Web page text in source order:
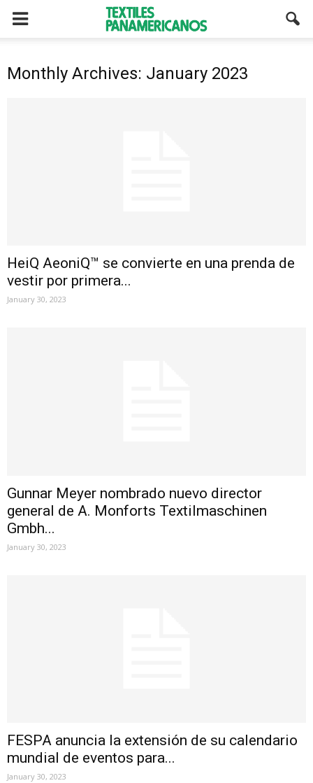
Monthly Archives: January 2023
HeiQ AeoniQ™ se convierte en una prenda de
vestir por primera...
January 30, 2023
Gunnar Meyer nombrado nuevo director
general de A. Monforts Textilmaschinen
Gmbh...
January 30, 2023
FESPA anuncia la extensión de su calendario
mundial de eventos para...
January 30, 2023